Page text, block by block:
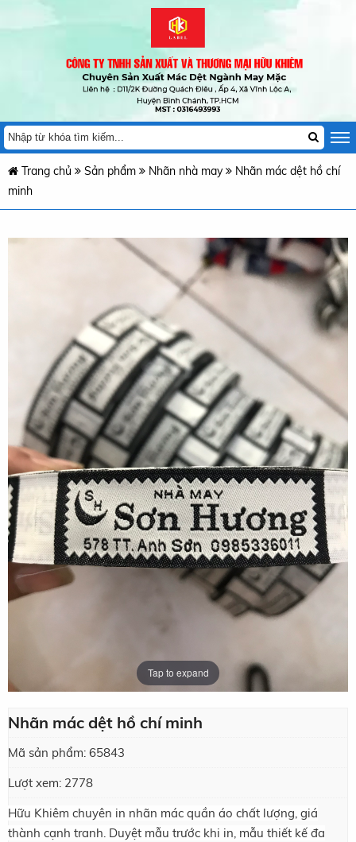
Trang chủ Sản phẩm Nhãn nhà may
Nhãn mác dệt hồ chí
minh
Tap to expand
Nhãn mác dệt hồ chí minh
Mã sản phẩm: 65843
Lượt xem: 2778
Hữu Khiêm chuyên in nhãn mác quần áo chất lượng, giá
thành cạnh tranh. Duyệt mẫu trước khi in, mẫu thiết kế đa